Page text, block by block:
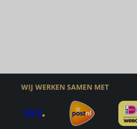
WIJ WERKEN SAMEN MET